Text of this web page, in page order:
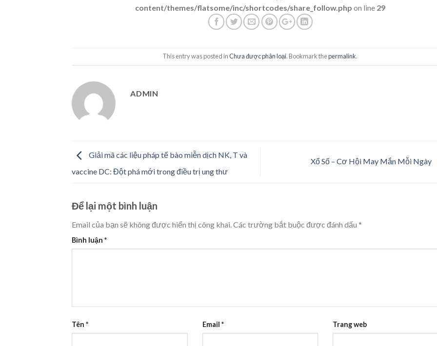
content/themes/flatsome/inc/shortcodes/share_follow.php on line 29
This entry was posted inChưa được phân loại. Bookmark thepermalink.
ADMIN
Giải mã các liệu pháp tế bào miễn dịch NK, T và
vaccine DC: Đột phá mới trong điều trị ung thư
Xổ Số – Cơ Hội May Mắn Mỗi Ngày
Để lại một bình luận
Email của bạn sẽ không được hiển thị công khai.Các trường bắt buộc được đánh dấu *
Bình luận *
Tên * Email * Trang web